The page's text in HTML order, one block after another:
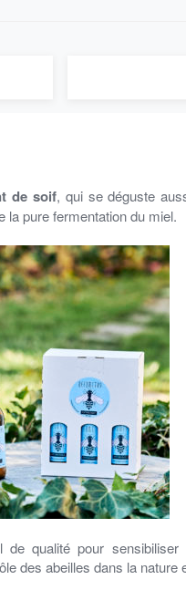
de soif, qui se déguste
la pure fermentation du miel.
qualité pour
des abeilles dans la nature